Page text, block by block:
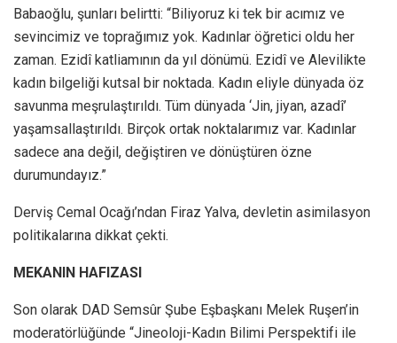
Babaoğlu, şunları belirtti: “Biliyoruz ki tek bir acımız ve
sevincimiz ve toprağımız yok. Kadınlar öğretici oldu her
zaman. Ezidî katliamının da yıl dönümü. Ezidî ve Alevilikte
kadın bilgeliği kutsal bir noktada. Kadın eliyle dünyada öz
savunma meşrulaştırıldı. Tüm dünyada ‘Jin, jiyan, azadî’
yaşamsallaştırıldı. Birçok ortak noktalarımız var. Kadınlar
sadece ana değil, değiştiren ve dönüştüren özne
durumundayız.”
Derviş Cemal Ocağı’ndan Firaz Yalva, devletin asimilasyon
politikalarına dikkat çekti.
MEKANIN HAFIZASI
Son olarak DAD Semsûr Şube Eşbaşkanı Melek Ruşen’in
moderatörlüğünde “Jineoloji-Kadın Bilimi Perspektifi ile